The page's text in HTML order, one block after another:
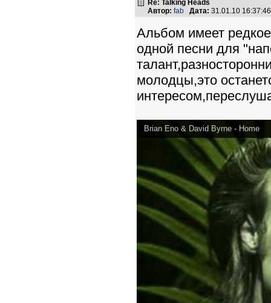
Re: Talking Heads
Автор: fab Дата: 31.01.10
Альбом имеет
одной песни для
молодцы,это
Brian Eno & David Byrne - Home